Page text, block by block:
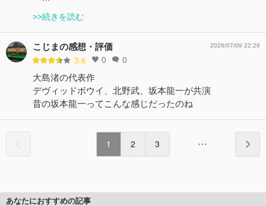
>>続きを読む
こじまの感想・評価
3.6 0 0
2026/07/09 22:26
大島渚の代表作
デヴィッドボウイ、北野武、坂本龍一が共演
昔の坂本龍一ってこんな感じだったのね
1 2 3
あなたにおすすめの記事